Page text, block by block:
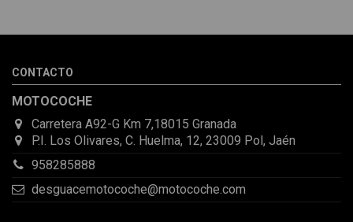
la pieza llegó correcta y bien embalada, además de llegarme 2
CONTACTO
MOTOCOCHE
Carretera A92-G Km 7,18015 Granada
P.I. Los Olivares, C. Huelma, 12, 23009 Pol, Jaén
958285888
desguacemotocoche@motocoche.com